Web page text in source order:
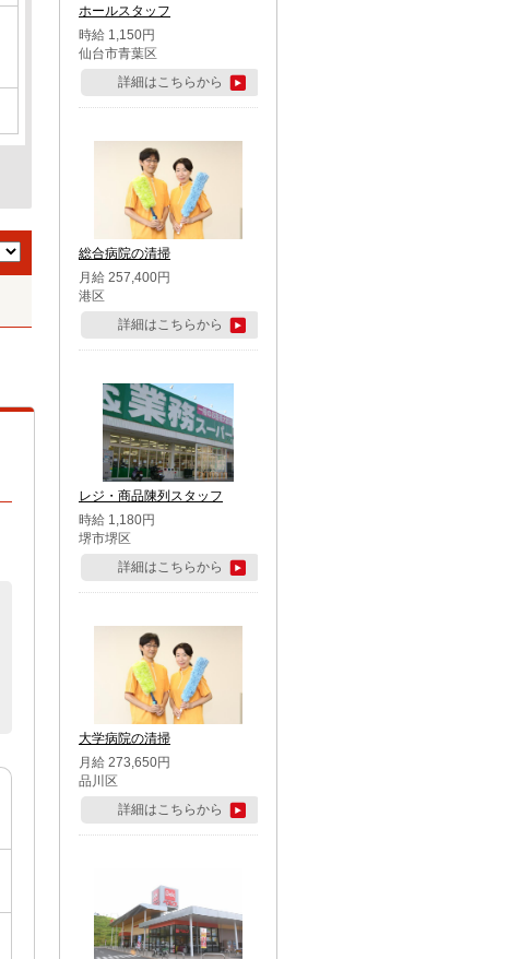
ホールスタッフ
時給 1,150円
仙台市青葉区
詳細はこちらから
総合病院の清掃
月給 257,400円
港区
詳細はこちらから
レジ・商品陳列スタッフ
時給 1,180円
堺市堺区
詳細はこちらから
大学病院の清掃
月給 273,650円
品川区
詳細はこちらから